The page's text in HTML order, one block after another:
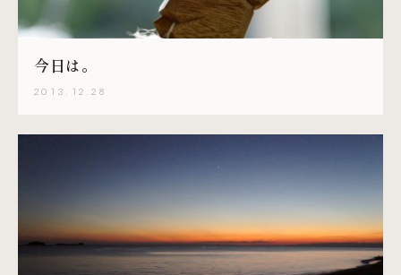
今日は。
2013.12.28